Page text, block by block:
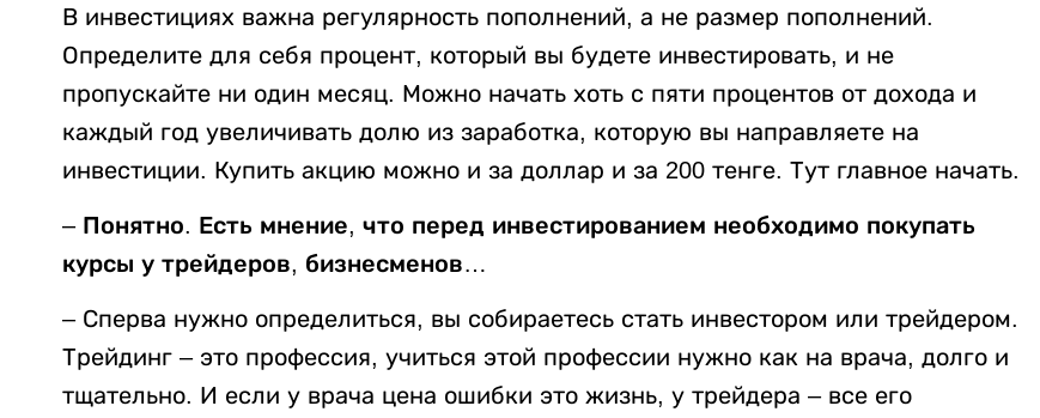
В инвестициях важна регулярность пополнений, а не размер пополнений.
Определите для себя процент, который вы будете инвестировать, и не
пропускайте ни один месяц. Можно начать хоть с пяти процентов от дохода и
каждый год увеличивать долю из заработка, которую вы направляете на
инвестиции. Купить акцию можно и за доллар и за 200 тенге. Тут главное начать.
– Понятно. Есть мнение, что перед инвестированием необходимо покупать
курсы у трейдеров, бизнесменов…
– Сперва нужно определиться, вы собираетесь стать инвестором или трейдером.
Трейдинг – это профессия, учиться этой профессии нужно как на врача, долго и
тщательно. И если у врача цена ошибки это жизнь, у трейдера – все его